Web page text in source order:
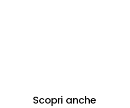
Scopri anche